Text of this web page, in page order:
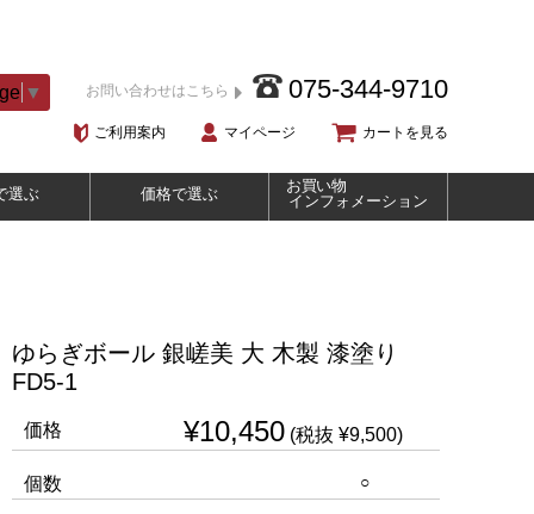
▼ お問い合わせはこちら 075-344-9710
ご利用案内 マイページ カートを見る
選ぶ 価格で選ぶ
お買い物
インフォメーション
ゆらぎボール 銀嵯美 大 木製 漆塗り
FD5-1
価格 ¥10,450 (税抜 ¥9,500)
個数 ○